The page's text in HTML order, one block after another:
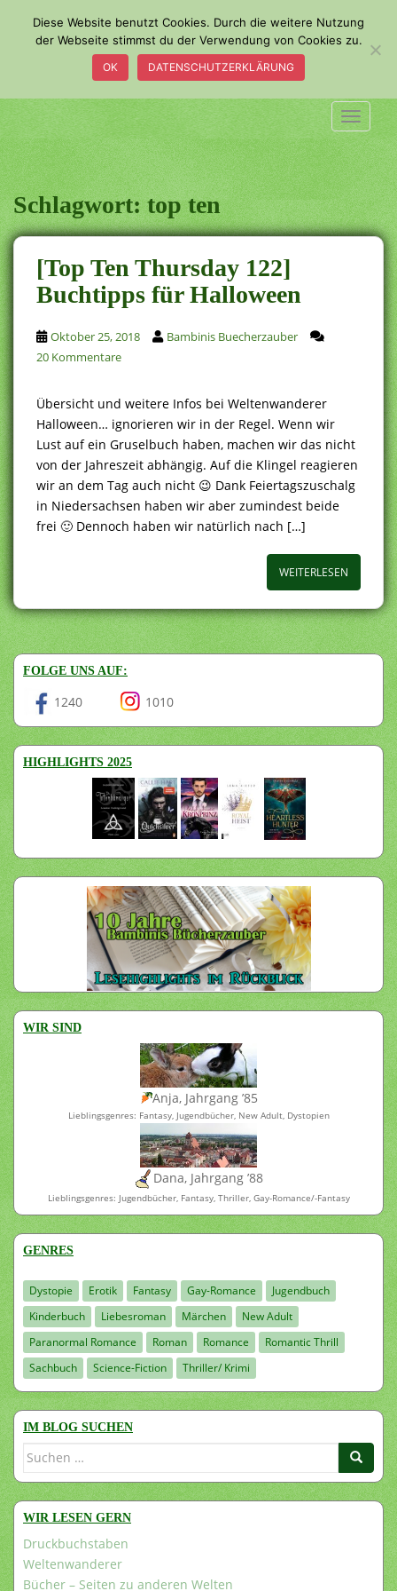
m
a
i
n
c
o
n
t
e
n
t
Schlagwort:top ten
[Top Ten Thursday 122]
Buchtipps für Halloween
Oktober 25, 2018
Bambinis Buecherzauber
20 Kommentare
Übersicht und weitere Infos bei Weltenwanderer
Halloween… ignorieren wir in der Regel. Wenn wir
Lust auf ein Gruselbuch haben, machen wir das nicht
von der Jahreszeit abhängig. Auf die Klingel reagieren
wir an dem Tag auch nicht 😉 Dank Feiertagszuschalg
in Niedersachsen haben wir aber zumindest beide
frei 🙂 Dennoch haben wir natürlich nach […]
WEITERLESEN
FOLGE UNS AUF:
1240 1010
HIGHLIGHTS 2025
WIR SIND
Anja, Jahrgang ’85
Lieblingsgenres: Fantasy, Jugendbücher, New Adult, Dystopien
Dana, Jahrgang ’88
Lieblingsgenres: Jugendbücher, Fantasy, Thriller, Gay-Romance/-Fantasy
GENRES
Dystopie Erotik Fantasy Gay-Romance
Jugendbuch
Kinderbuch
Liebesroman Märchen
New Adult
Paranormal Romance
Roman Romance
Romantic Thrill
Sachbuch
Science-Fiction Thriller/ Krimi
IM BLOG SUCHEN
Suchen
WIR LESEN GERN
Druckbuchstaben
Weltenwanderer
Bücher – Seiten zu anderen Welten
Diese Website benutzt Cookies. Durch die weitere Nutzung
der Webseite stimmst du der Verwendung von Cookies zu.
OK DATENSCHUTZERKLÄRUNG